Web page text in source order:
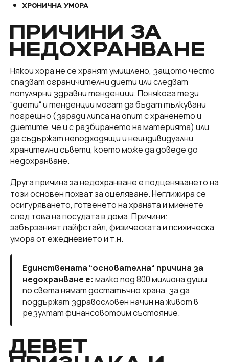
ХРОНИЧНА УМОРА
ПРИЧИНИ ЗА
НЕДОХРАНВАНЕ
Някои хора не се хранят умишлено, защото често
спазват ограничителни диети или следват
популярни здравни тенденции. Понякога тези
“диети“ и тенденции могат да бъдат тълкувани
погрешно (заради липса на опит с храненето и
диетите, че и с разбирането на материята) или
да съдържат неподходящи и неиндивидуални
хранителни съвети, което може да доведе до
недохранване.
Друга причина за недохранване е подценяването на
този основен похват за оцеляване. Неглижира се
осигуряването, готвенето на храната и миенете
след това на посудата в дома. Причини:
забързаният лайфстайл, физическата и психическа
умора от ежедневието и т.н.
Единствената “основателна“ причина за
недохранване е: малко под 800 милиона души
по света нямат достатъчно храна, за да
поддържат здравословен начин на живот в
резултат финансовотоим състояние.
ДЕВЕТ